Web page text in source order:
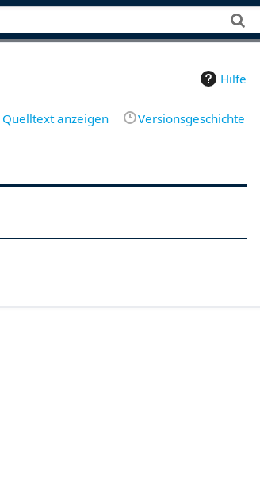
Hilfe
Quelltext anzeigen Versionsgeschichte